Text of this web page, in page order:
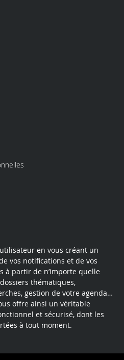
en vous créant un
vos notifications et de vos
à partir de n’importe quelle
thématiques,
gestion de votre agenda…
offre ainsi un véritable
et sécurisé, dont les
à tout moment.